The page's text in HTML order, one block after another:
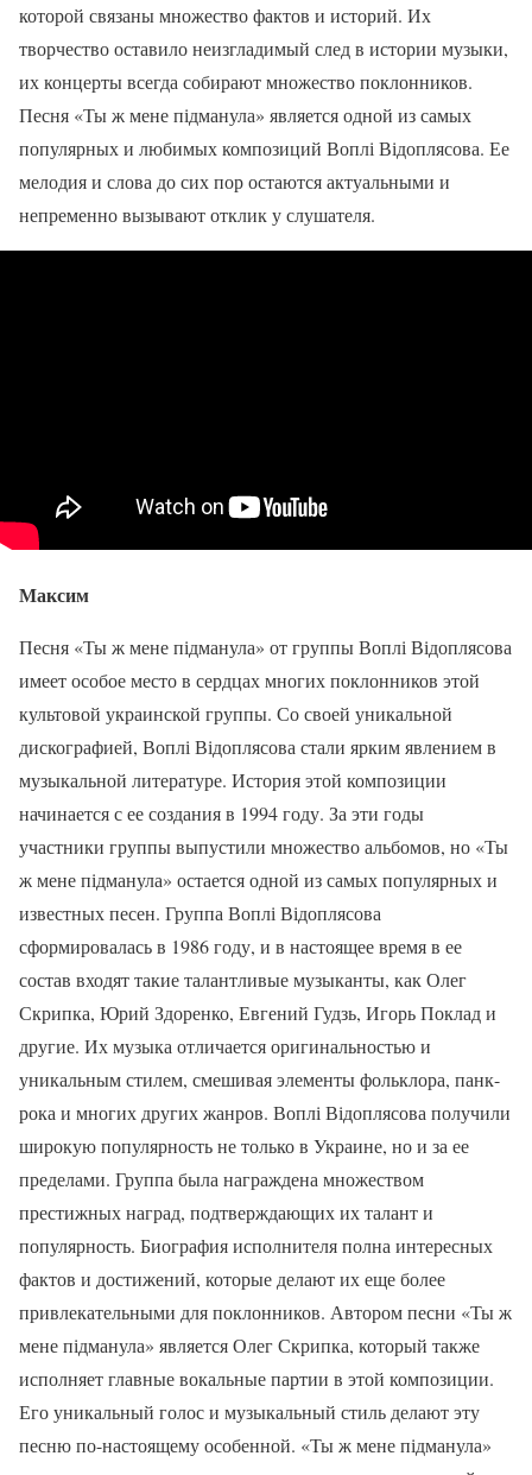
которой связаны множество фактов и историй. Их
творчество оставило неизгладимый след в истории музыки,
их концерты всегда собирают множество поклонников.
Песня «Ты ж мене підманула» является одной из самых
популярных и любимых композиций Воплі Відоплясова. Ее
мелодия и слова до сих пор остаются актуальными и
непременно вызывают отклик у слушателя.
Максим
Песня «Ты ж мене підманула» от группы Воплі Відоплясова
имеет особое место в сердцах многих поклонников этой
культовой украинской группы. Со своей уникальной
дискографией, Воплі Відоплясова стали ярким явлением в
музыкальной литературе. История этой композиции
начинается с ее создания в 1994 году. За эти годы
участники группы выпустили множество альбомов, но «Ты
ж мене підманула» остается одной из самых популярных и
известных песен. Группа Воплі Відоплясова
сформировалась в 1986 году, и в настоящее время в ее
состав входят такие талантливые музыканты, как Олег
Скрипка, Юрий Здоренко, Евгений Гудзь, Игорь Поклад и
другие. Их музыка отличается оригинальностью и
уникальным стилем, смешивая элементы фольклора, панк-
рока и многих других жанров. Воплі Відоплясова получили
широкую популярность не только в Украине, но и за ее
пределами. Группа была награждена множеством
престижных наград, подтверждающих их талант и
популярность. Биография исполнителя полна интересных
фактов и достижений, которые делают их еще более
привлекательными для поклонников. Автором песни «Ты ж
мене підманула» является Олег Скрипка, который также
исполняет главные вокальные партии в этой композиции.
Его уникальный голос и музыкальный стиль делают эту
песню по-настоящему особенной. «Ты ж мене підманула»